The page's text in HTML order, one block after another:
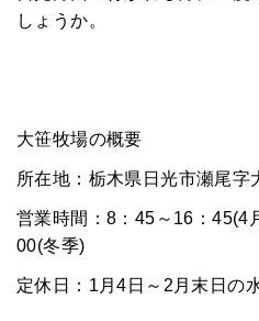
しょうか。
大笹牧場の概要
所在地：栃木県日光市瀬尾字
営業時間：8：45～16：45(4
00(冬季)
定休日：1月4日～2月末日の